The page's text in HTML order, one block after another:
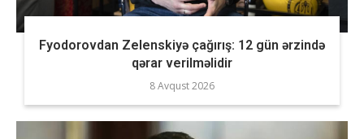
Fyodorovdan Zelenskiyə çağırış: 12 gün ərzində
qərar verilməlidir
8 Avqust 2026